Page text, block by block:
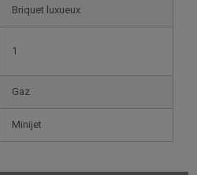
briquet luxueux
1
gaz
minijet